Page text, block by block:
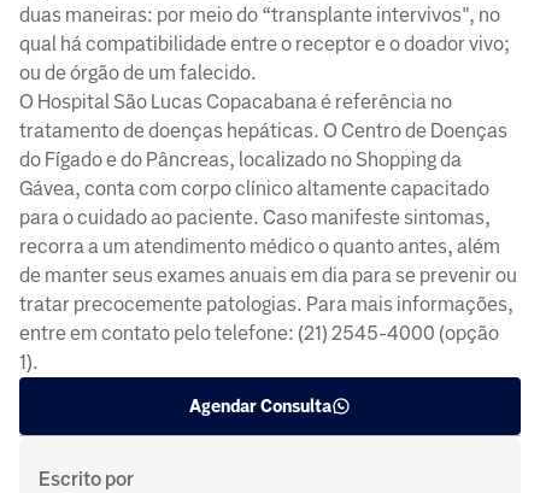
duas maneiras: por meio do “transplante intervivos", no
qual há compatibilidade entre o receptor e o doador vivo;
ou de órgão de um falecido.
O Hospital São Lucas Copacabana é referência no
tratamento de doenças hepáticas. O Centro de Doenças
do Fígado e do Pâncreas, localizado no Shopping da
Gávea, conta com corpo clínico altamente capacitado
para o cuidado ao paciente. Caso manifeste sintomas,
recorra a um atendimento médico o quanto antes, além
de manter seus exames anuais em dia para se prevenir ou
tratar precocemente patologias. Para mais informações,
entre em contato pelo telefone: (21) 2545-4000 (opção
1). ​
Agendar Consulta
Escrito por